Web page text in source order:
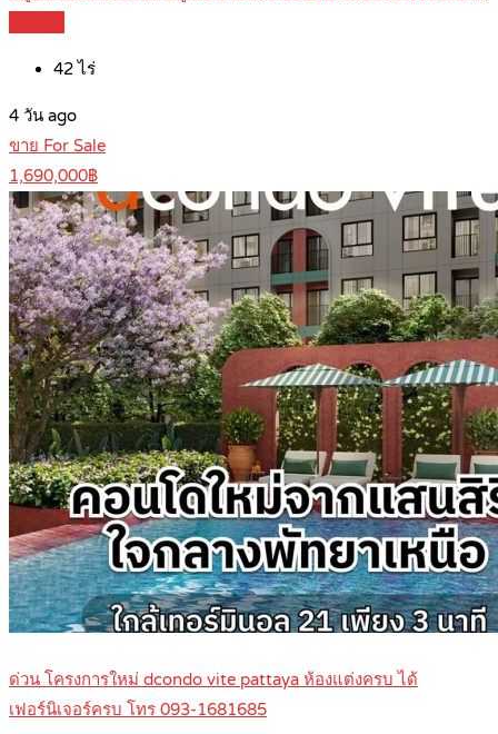
42ไร่
4 วัน ago
ขาย For Sale
1,690,000฿
ด่วน โครงการใหม่ dcondo vite pattaya ห้องแต่งครบ ได้
เฟอร์นิเจอร์ครบ โทร 093-1681685